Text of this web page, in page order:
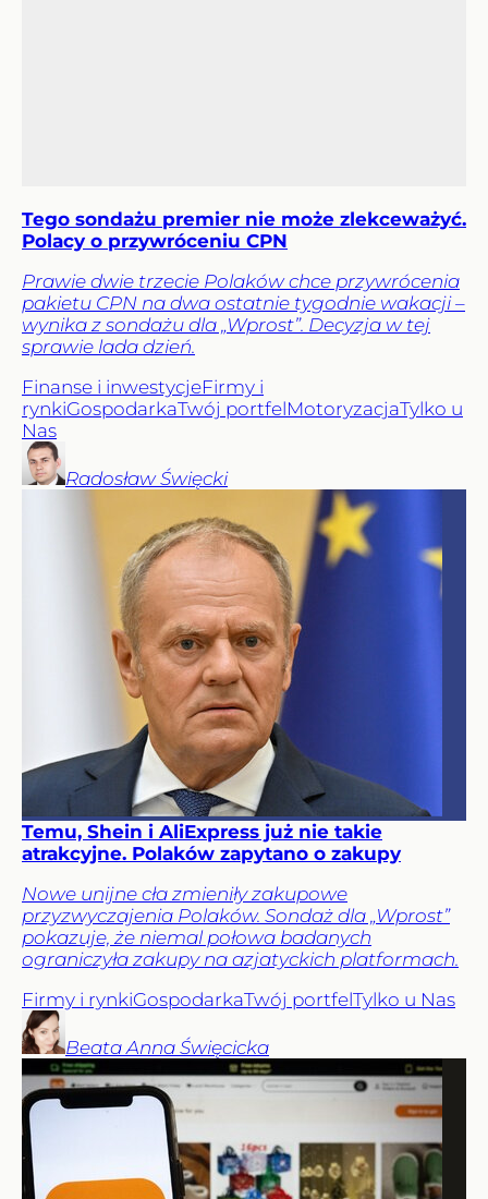
Tego sondażu premier nie może zlekceważyć.
Polacy o przywróceniu CPN
Prawie dwie trzecie Polaków chce przywrócenia
pakietu CPN na dwa ostatnie tygodnie wakacji –
wynika z sondażu dla „Wprost”. Decyzja w tej
sprawie lada dzień.
Finanse i inwestycjeFirmy i
rynkiGospodarkaTwój portfelMotoryzacjaTylko u
Nas
Radosław Święcki
Temu, Shein i AliExpress już nie takie
atrakcyjne. Polaków zapytano o zakupy
Nowe unijne cła zmieniły zakupowe
przyzwyczajenia Polaków. Sondaż dla „Wprost”
pokazuje, że niemal połowa badanych
ograniczyła zakupy na azjatyckich platformach.
Firmy i rynkiGospodarkaTwój portfelTylko u Nas
Beata Anna Święcicka